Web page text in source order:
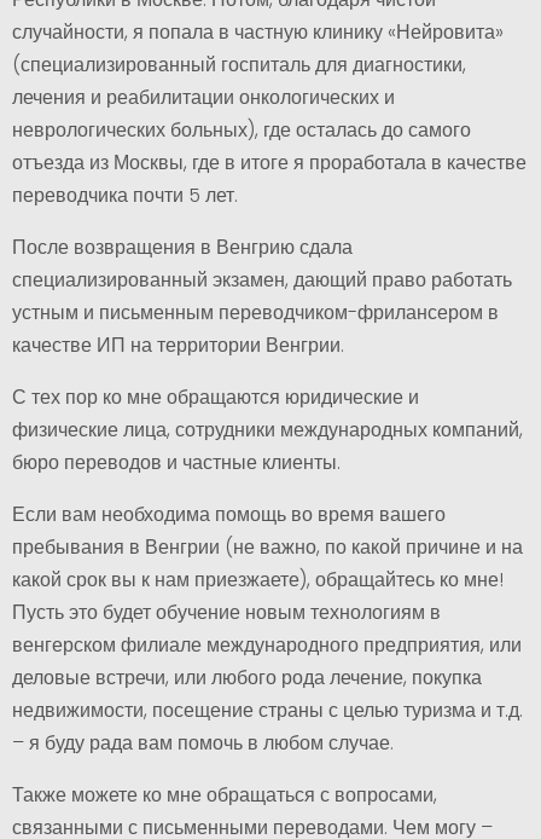
случайности, я попала в частную клинику «Нейровита»
(специализированный госпиталь для диагностики,
лечения и реабилитации онкологических и
неврологических больных), где осталась до самого
отъезда из Москвы, где в итоге я проработала в качестве
переводчика почти 5 лет.
После возвращения в Венгрию сдала
специализированный экзамен, дающий право работать
устным и письменным переводчиком-фрилансером в
качестве ИП на территории Венгрии.
С тех пор ко мне обращаются юридические и
физические лица, сотрудники международных компаний,
бюро переводов и частные клиенты.
Если вам необходима помощь во время вашего
пребывания в Венгрии (не важно, по какой причине и на
какой срок вы к нам приезжаете), обращайтесь ко мне!
Пусть это будет обучение новым технологиям в
венгерском филиале международного предприятия, или
деловые встречи, или любого рода лечение, покупка
недвижимости, посещение страны с целью туризма и т.д.
– я буду рада вам помочь в любом случае.
Также можете ко мне обращаться с вопросами,
связанными с письменными переводами. Чем могу –